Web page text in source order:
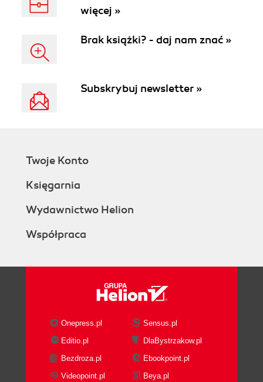
więcej »
Brak książki? - daj nam znać »
Subskrybuj newsletter »
Twoje Konto
Księgarnia
Wydawnictwo Helion
Współpraca
Onepress.pl
Sensus.pl
Editio.pl
DlaBystrzakow.pl
Bezdroza.pl
Ebookpoint.pl
Videopoint.pl
Beya.pl